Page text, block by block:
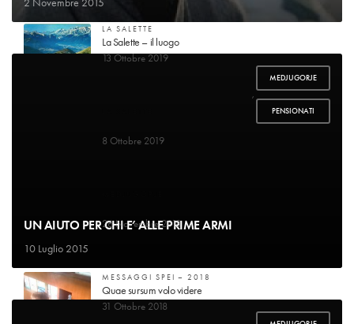
MEDJUGORJE
,
PENSIONATI
UN AIUTO PER CHI E’ ALLE PRIME ARMI
10 Luglio 2015
LA SALETTE
La Salette – il luogo
13 Ottobre 2019
Guarigione di mademoiselle Marie-Pierrette Gagniard
8 Ottobre 2019
26 Novembre 2018
MESSAGGI SPEI – 2018
Quae sursum volo videre
31 Ottobre 2018